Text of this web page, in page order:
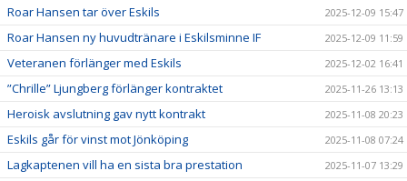
Roar Hansen tar över Eskils 2025-12-09 15:47
Roar Hansen ny huvudtränare i Eskilsminne IF 2025-12-09 11:59
Veteranen förlänger med Eskils 2025-12-02 16:41
”Chrille” Ljungberg förlänger kontraktet 2025-11-26 13:13
Heroisk avslutning gav nytt kontrakt 2025-11-08 20:23
Eskils går för vinst mot Jönköping 2025-11-08 07:24
Lagkaptenen vill ha en sista bra prestation 2025-11-07 13:29